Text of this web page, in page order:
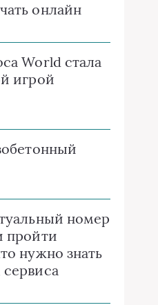
онлайн
World стала
игрой
номер
пройти
нужно знать